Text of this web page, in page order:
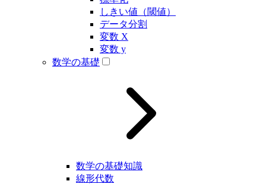
しきい値（閾値）
データ分割
変数 X
変数 y
数学の基礎
数学の基礎知識
線形代数